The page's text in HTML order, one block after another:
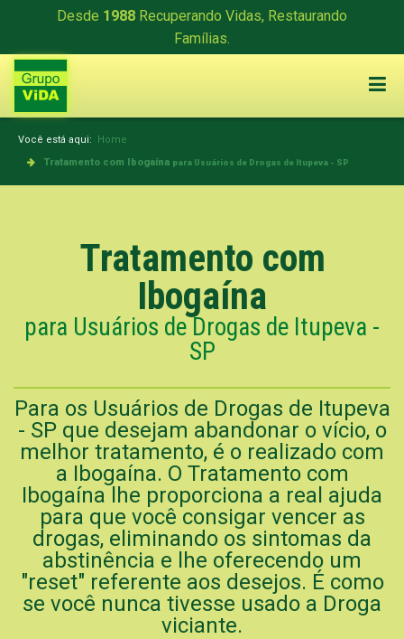
Desde 1988 Recuperando Vidas, Restaurando
Famílias.
Você está aqui: Home
Tratamento com Ibogaína para Usuários de Drogas de Itupeva - SP
Tratamento com
Ibogaína
para Usuários de Drogas de Itupeva -
SP
Para os Usuários de Drogas de Itupeva
- SP que desejam abandonar o vício, o
melhor tratamento, é o realizado com
a Ibogaína. O Tratamento com
Ibogaína lhe proporciona a real ajuda
para que você consigar vencer as
drogas, eliminando os sintomas da
abstinência e lhe oferecendo um
"reset" referente aos desejos. É como
se você nunca tivesse usado a Droga
viciante.